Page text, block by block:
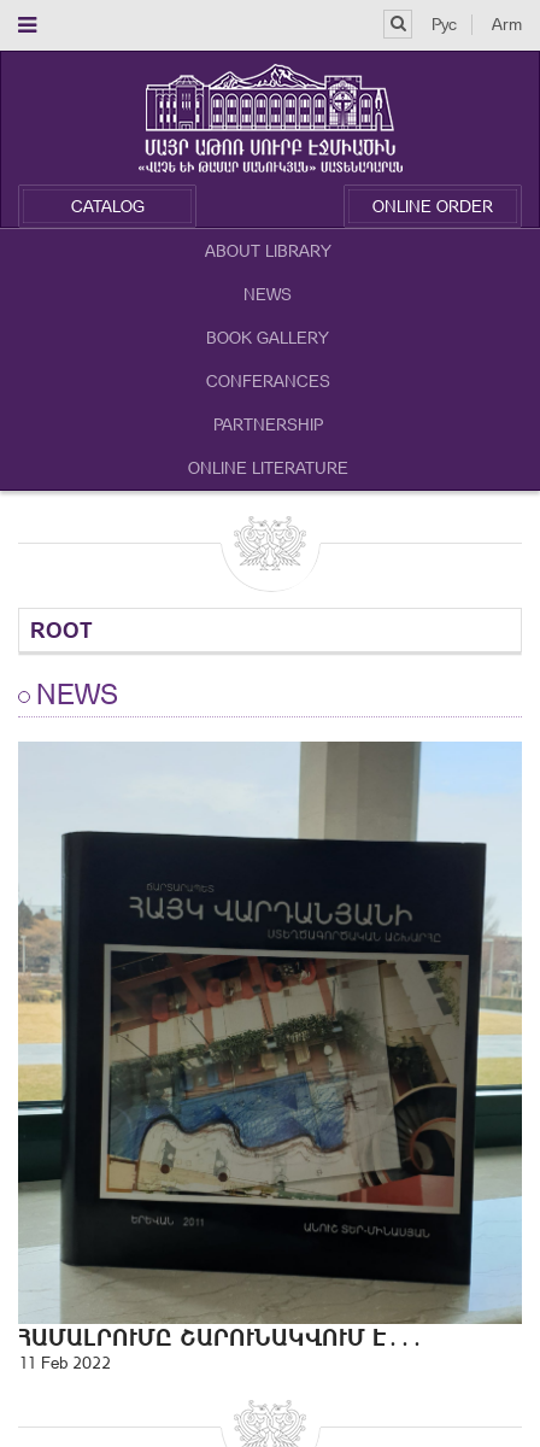
Рус Arm
CATALOG ONLINE ORDER
ABOUT LIBRARY
NEWS
BOOK GALLERY
CONFERANCES
PARTNERSHIP
ONLINE LITERATURE
ROOT
NEWS
ՀԱՄԱԼՐՈՒՄԸ ՇԱՐՈՒՆԱԿՎՈՒՄ Է․․․
11 Feb 2022